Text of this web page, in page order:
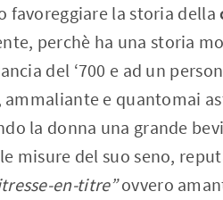
favoreggiare la storia della
perchè ha una storia
del ‘700 e ad un
e quantomai
la donna una grande
misure del suo seno,
en-titre”ovvero